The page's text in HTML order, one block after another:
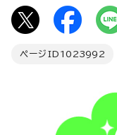
ページID 1023992